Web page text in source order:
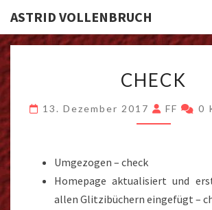
ASTRID VOLLENBRUCH
CHECK
13. Dezember 2017 FF 0
Umgezogen – check
Homepage aktualisiert und
allen Glitzibüchern eingefügt –